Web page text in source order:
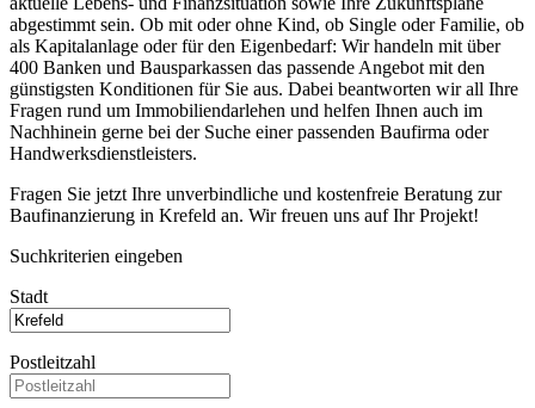
abgestimmt sein. Ob mit oder ohne Kind, ob Single oder Familie, ob
als Kapitalanlage oder für den Eigenbedarf: Wir handeln mit über
400 Banken und Bausparkassen das passende Angebot mit den
günstigsten Konditionen für Sie aus. Dabei beantworten wir all Ihre
Fragen rund um Immobiliendarlehen und helfen Ihnen auch im
Nachhinein gerne bei der Suche einer passenden Baufirma oder
Handwerksdienstleisters.
Fragen Sie jetzt Ihre unverbindliche und kostenfreie Beratung zur
Baufinanzierung in Krefeld an. Wir freuen uns auf Ihr Projekt!
Suchkriterien eingeben
Stadt
Postleitzahl